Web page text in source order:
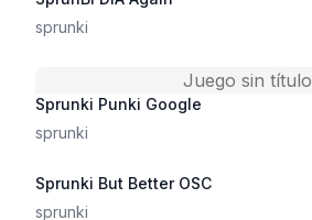
sprunki
Juego sin título
Sprunki Punki Google
sprunki
Sprunki But Better OSC
sprunki